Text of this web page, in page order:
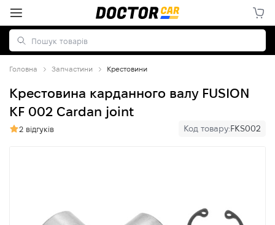
Головна Запчастини Крестовини
Крестовина карданного валу FUSION
KF 002 Cardan joint
2 відгуків Код товару:FKS002